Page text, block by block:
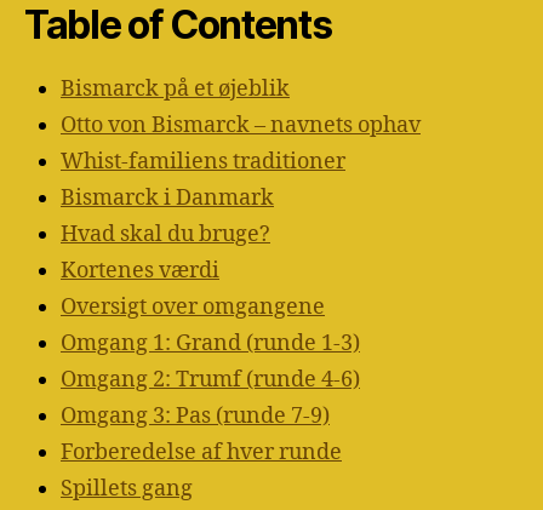
Table of Contents
Bismarck på et øjeblik
Otto von Bismarck – navnets ophav
Whist-familiens traditioner
Bismarck i Danmark
Hvad skal du bruge?
Kortenes værdi
Oversigt over omgangene
Omgang 1: Grand (runde 1-3)
Omgang 2: Trumf (runde 4-6)
Omgang 3: Pas (runde 7-9)
Forberedelse af hver runde
Spillets gang